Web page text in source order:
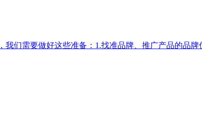
们需要做好这些准备：1.找准品牌、推广产品的品